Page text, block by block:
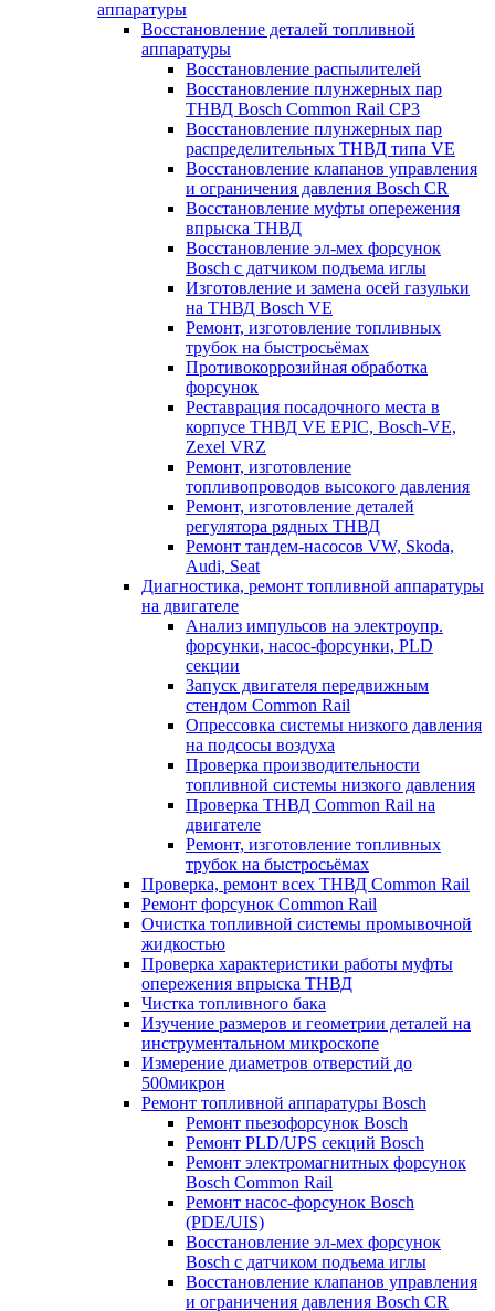
аппаратуры
Восстановление деталей топливной
аппаратуры
Восстановление распылителей
Восстановление плунжерных пар
ТНВД Bosch Common Rail CP3
Восстановление плунжерных пар
распределительных ТНВД типа VE
Восстановление клапанов управления
и ограничения давления Bosch CR
Восстановление муфты опережения
впрыска ТНВД
Восстановление эл-мех форсунок
Bosch с датчиком подъема иглы
Изготовление и замена осей газульки
на ТНВД Bosch VE
Ремонт, изготовление топливных
трубок на быстросьёмах
Противокоррозийная обработка
форсунок
Реставрация посадочного места в
корпусе ТНВД VE EPIC, Bosch-VE,
Zexel VRZ
Ремонт, изготовление
топливопроводов высокого давления
Ремонт, изготовление деталей
регулятора рядных ТНВД
Ремонт тандем-насосов VW, Skoda,
Audi, Seat
Диагностика, ремонт топливной аппаратуры
на двигателе
Анализ импульсов на электроупр.
форсунки, насос-форсунки, PLD
секции
Запуск двигателя передвижным
стендом Common Rail
Опрессовка системы низкого давления
на подсосы воздуха
Проверка производительности
топливной системы низкого давления
​Проверка ТНВД Common Rail на
двигателе
Ремонт, изготовление топливных
трубок на быстросьёмах
Проверка, ремонт всех ТНВД Common Rail
Ремонт форсунок Common Rail
Очистка топливной системы промывочной
жидкостью
Проверка характеристики работы муфты
опережения впрыска ТНВД
Чистка топливного бака
Изучение размеров и геометрии деталей на
инструментальном микроскопе
Измерение диаметров отверстий до
500микрон
Ремонт топливной аппаратуры Bosch
Ремонт пьезофорсунок Bosch
Ремонт PLD/UPS секций Bosch
Ремонт электромагнитных форсунок
Bosch Common Rail
Ремонт насос-форсунок Bosch
(PDE/UIS)
Восстановление эл-мех форсунок
Bosch с датчиком подъема иглы
Восстановление клапанов управления
и ограничения давления Bosch CR